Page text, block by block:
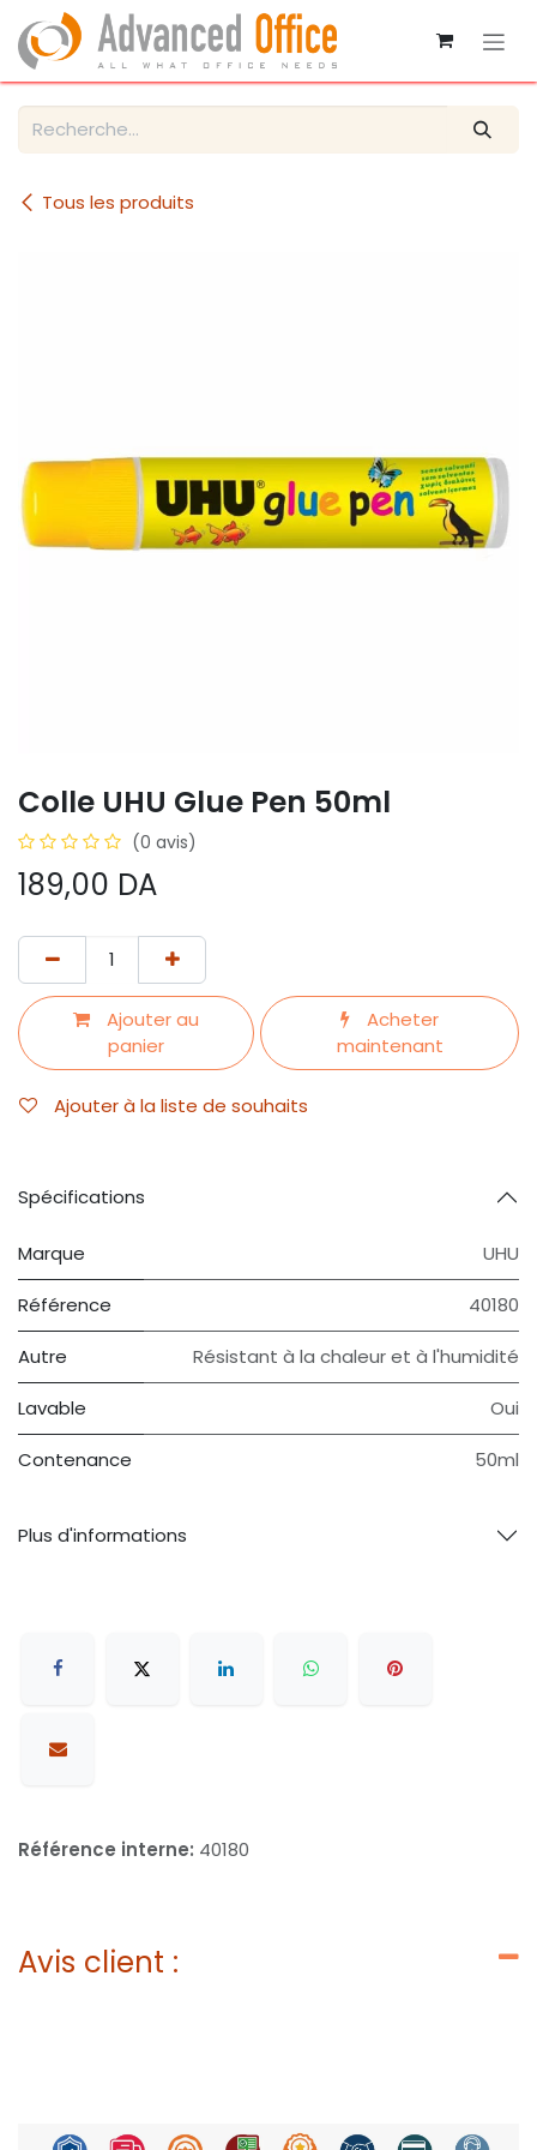
Se rendre au contenu
Tous les produits
Colle UHU Glue Pen 50ml
(0 avis)
189,00 DA
Ajouter au
panier
Acheter
maintenant
Ajouter à la liste de souhaits
Spécifications
Marque UHU
Référence 40180
Autre Résistant à la chaleur et à l'humidité
Lavable Oui
Contenance 50ml
Plus d'informations
Référence interne: 40180
Avis client :